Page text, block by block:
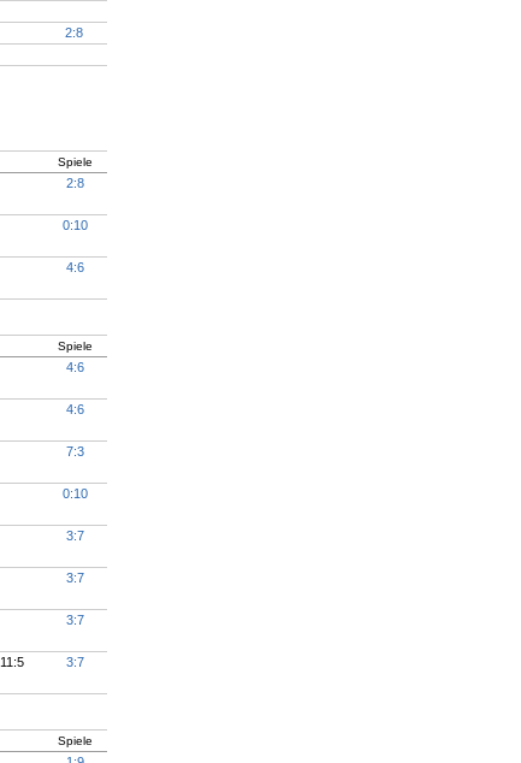
2:8
Spiele
2:8
0:10
4:6
Spiele
4:6
4:6
7:3
0:10
3:7
3:7
3:7
11:5 3:7
Spiele